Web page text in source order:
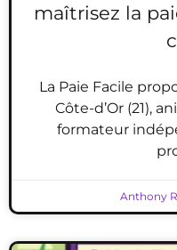
maîtrisez la
La Paie Facile
Côte-d’Or (21),
formateur
Anthony